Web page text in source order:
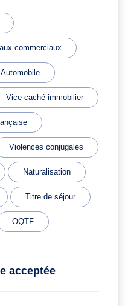
commerciaux
Automobile
Vice caché immobilier
Violences conjugales
Naturalisation
Titre de séjour
OQTF
acceptée